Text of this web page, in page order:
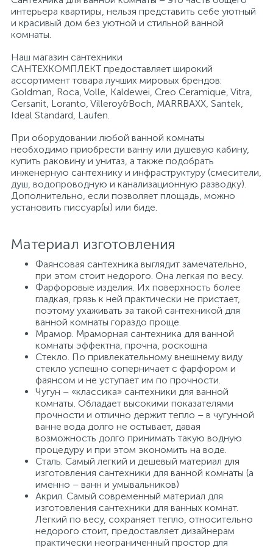
интерьера квартиры, нельзя представить себе уютный
и красивый дом без уютной и стильной ванной
комнаты.
Наш магазин сантехники
САНТЕХКОМПЛЕКТ предоставляет широкий
ассортимент товара лучших мировых брендов:
Goldman, Roca, Volle, Kaldewei, Creo Ceramique, Vitra,
Cersanit, Loranto, Villeroy&Boch, MARRBAXX, Santek,
Ideal Standard, Laufen.
При оборудовании любой ванной комнаты
необходимо приобрести ванну или душевую кабину,
купить раковину и унитаз, а также подобрать
инженерную сантехнику и инфраструктуру (смесители,
душ, водопроводную и канализационную разводку).
Дополнительно, если позволяет площадь, можно
установить писсуар(ы) или биде.
Материал изготовления
Фаянсовая сантехника выглядит замечательно,
при этом стоит недорого. Она легкая по весу.
Фарфоровые изделия. Их поверхность более
гладкая, грязь к ней практически не пристает,
поэтому ухаживать за такой сантехникой для
ванной комнаты гораздо проще.
Мрамор. Мраморная сантехника для ванной
комнаты эффектна, прочна, роскошна
Стекло. По привлекательному внешнему виду
стекло успешно соперничает с фарфором и
фаянсом и не уступает им по прочности.
Чугун – «классика» сантехники для ванной
комнаты. Обладает высокими показателями
прочности и отлично держит тепло – в чугунной
ванне вода долго не остывает, давая
возможность долго принимать такую водную
процедуру и при этом экономить на воде.
Сталь. Самый легкий и дешевый материал для
изготовления сантехники для ванной комнаты (а
именно – ванн и умывальников)
Акрил. Самый современный материал для
изготовления сантехники для ванных комнат.
Легкий по весу, сохраняет тепло, относительно
недорого стоит, предоставляет дизайнерам
практически неограниченный простор для
Полотенцесушители
Душевые трапы
Сифоны и выпуски
Аксессуары для ванной
Системы контроля протечки воды